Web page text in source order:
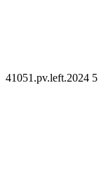
41051.pv.left.2024 5